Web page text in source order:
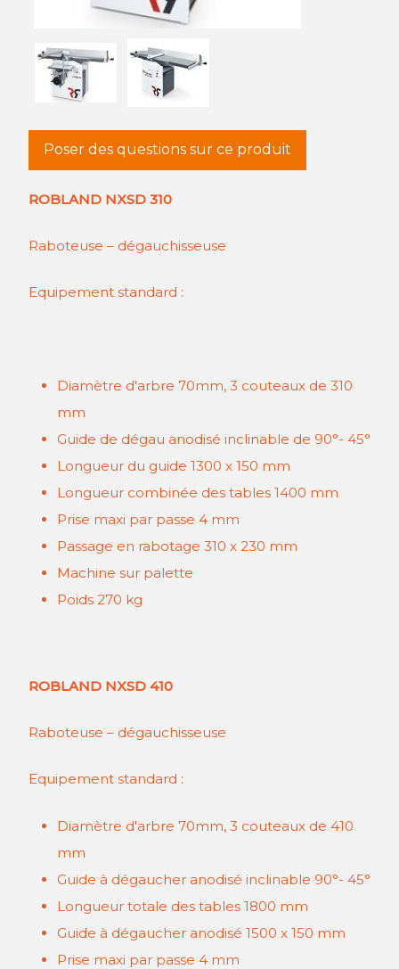
Poser des questions sur ce produit
ROBLAND NXSD 310
Raboteuse – dégauchisseuse
Equipement standard :
Diamètre d'arbre 70mm, 3 couteaux de 310
mm
Guide de dégau anodisé inclinable de 90°- 45°
Longueur du guide 1300 x 150 mm
Longueur combinée des tables 1400 mm
Prise maxi par passe 4 mm
Passage en rabotage 310 x 230 mm
Machine sur palette
Poids 270 kg
ROBLAND NXSD 410
Raboteuse – dégauchisseuse
Equipement standard :
Diamètre d'arbre 70mm, 3 couteaux de 410
mm
Guide à dégaucher anodisé inclinable 90°- 45°
Longueur totale des tables 1800 mm
Guide à dégaucher anodisé 1500 x 150 mm
Prise maxi par passe 4 mm